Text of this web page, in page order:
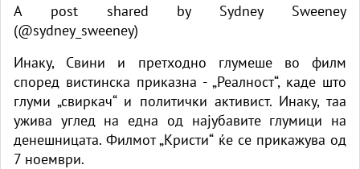
A post shared by Sydney Sweeney
(@sydney_sweeney)
Инаку, Свини и претходно глумеше во филм
според вистинска приказна - „Реалност“, каде што
глуми „свиркач“ и политички активист. Инаку, таа
ужива углед на една од најубавите глумици на
денешницата. Филмот „Кристи“ ќе се прикажува од
7 ноември.